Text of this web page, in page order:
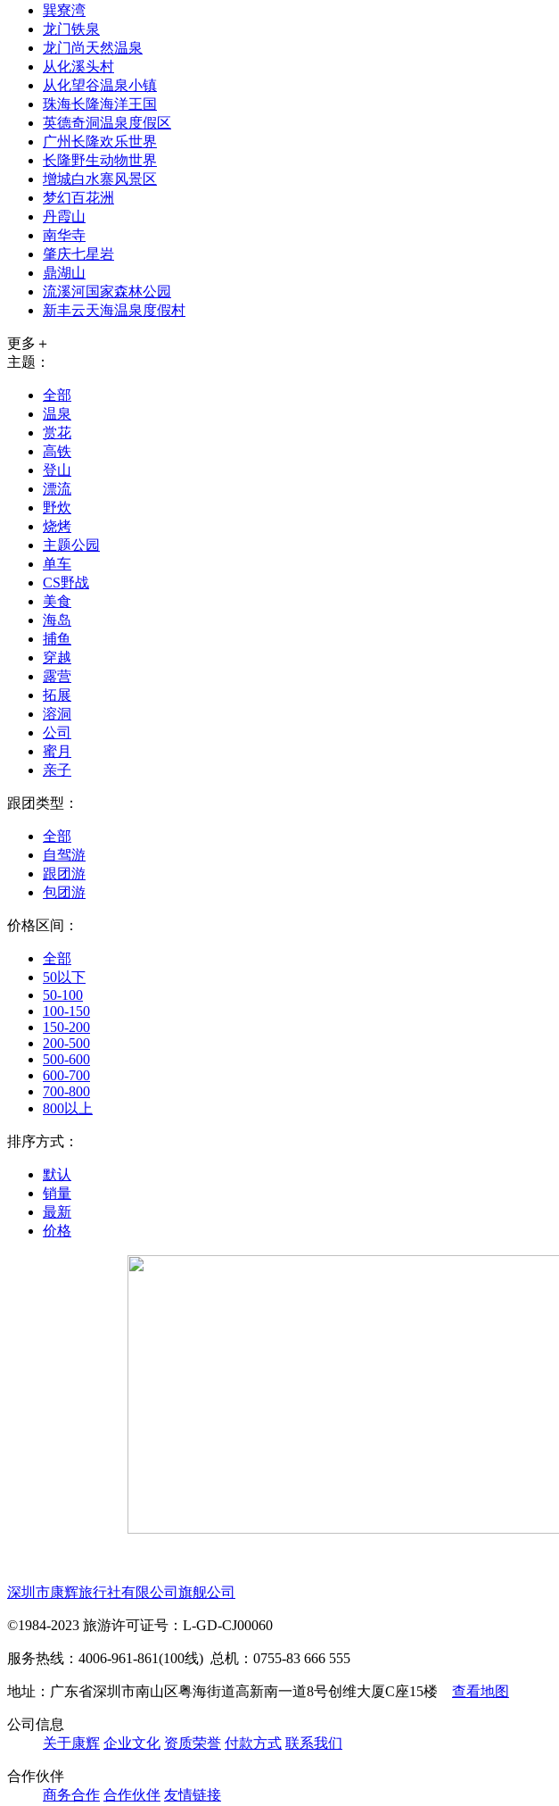
巽寮湾
龙门铁泉
龙门尚天然温泉
从化溪头村
从化望谷温泉小镇
珠海长隆海洋王国
英德奇洞温泉度假区
广州长隆欢乐世界
长隆野生动物世界
增城白水寨风景区
梦幻百花洲
丹霞山
南华寺
肇庆七星岩
鼎湖山
流溪河国家森林公园
新丰云天海温泉度假村
更多＋
主题：
全部
温泉
赏花
高铁
登山
漂流
野炊
烧烤
主题公园
单车
CS野战
美食
海岛
捕鱼
穿越
露营
拓展
溶洞
公司
蜜月
亲子
跟团类型：
全部
自驾游
跟团游
包团游
价格区间：
全部
50以下
50-100
100-150
150-200
200-500
500-600
600-700
700-800
800以上
排序方式：
默认
销量
最新
价格
深圳市康辉旅行社有限公司旗舰公司
©1984-2023 旅游许可证号：L-GD-CJ00060
服务热线：4006-961-861(100线) 总机：0755-83 666 555
地址：广东省深圳市南山区粤海街道高新南一道8号创维大厦C座15楼 查看地图
公司信息
关于康辉 企业文化 资质荣誉 付款方式 联系我们
合作伙伴
商务合作 合作伙伴 友情链接